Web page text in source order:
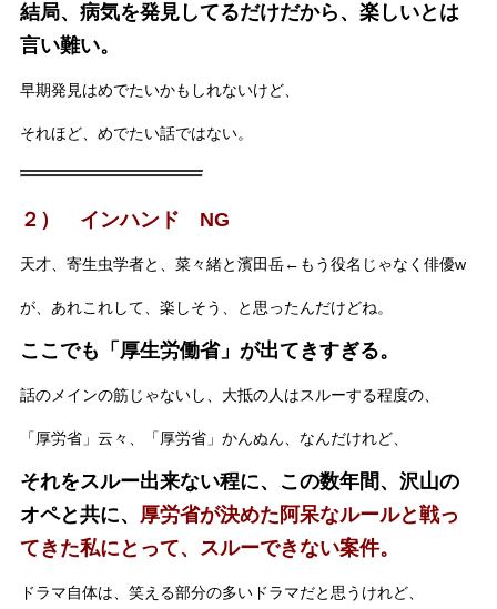
結局、病気を発見してるだけだから、楽しいとは
言い難い。
早期発見はめでたいかもしれないけど、
それほど、めでたい話ではない。
２） インハンド NG
天才、寄生虫学者と、菜々緒と濱田岳←もう役名じゃなく俳優w
が、あれこれして、楽しそう、と思ったんだけどね。
ここでも「厚生労働省」が出てきすぎる。
話のメインの筋じゃないし、大抵の人はスルーする程度の、
「厚労省」云々、「厚労省」かんぬん、なんだけれど、
それをスルー出来ない程に、この数年間、沢山の
オペと共に、 厚労省が決めた阿呆なルールと戦っ
てきた私にとって、スルーできない案件。
ドラマ自体は、笑える部分の多いドラマだと思うけれど、